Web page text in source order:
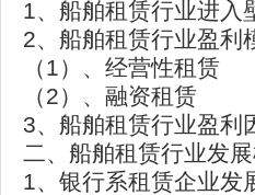
1、船舶租赁行业进入
2、船舶租赁行业盈利
（1）、经营性租赁
（2）、融资租赁
3、船舶租赁行业盈利
二、船舶租赁行业发
1、银行系租赁企业发